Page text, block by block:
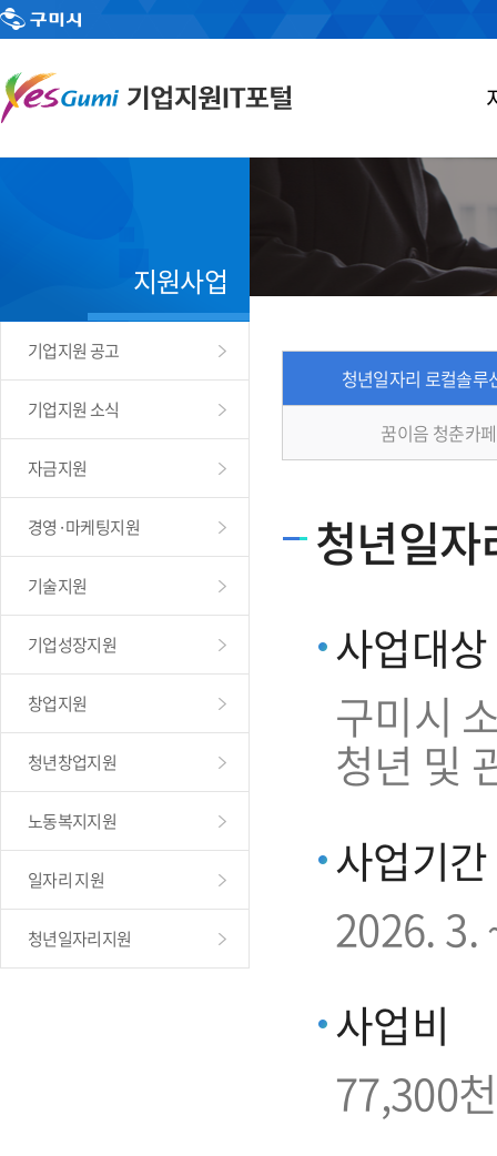
지원사업
기업지원 공고
기업지원 소식
자금지원
경영·마케팅지원
기술지원
기업성장지원
창업지원
청년창업지원
노동복지지원
일자리 지원
청년일자리지원
청년일자리 로컬솔루
꿈이음 청춘카
청년일
사업대상
구미시
청년 및
사업기간
2026. 3.
사업비
77,300